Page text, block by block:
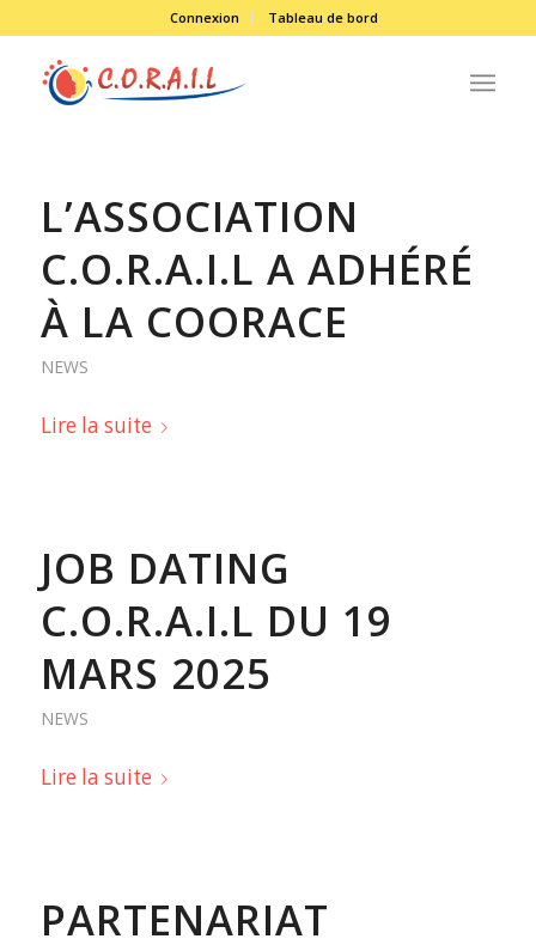
Connexion Tableau de bord
L’ASSOCIATION
C.O.R.A.I.L A ADHÉRÉ
À LA COORACE
NEWS
Lire la suite
JOB DATING
C.O.R.A.I.L DU 19
MARS 2025
NEWS
Lire la suite
PARTENARIAT